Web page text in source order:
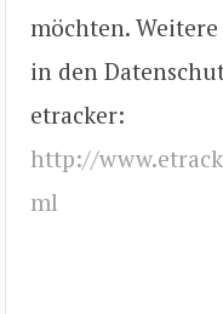
möchten.
in den
etracker:
http://
ml